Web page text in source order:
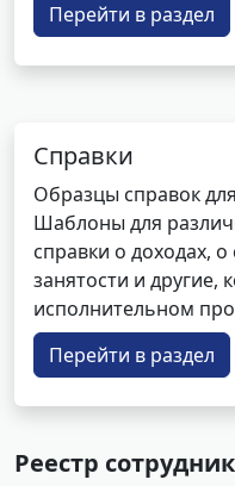
Перейти в раздел
Справки
Образцы справок
Шаблоны для
справки о доходах,
занятости и другие,
исполнительном
Перейти в раздел
Реестр